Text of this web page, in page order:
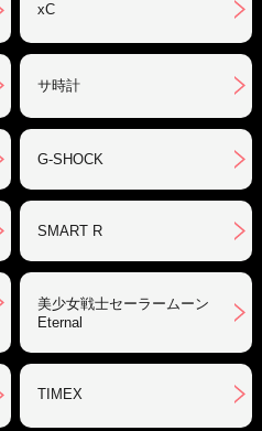
xC
サ時計
G-SHOCK
SMART R
美少女戦士セーラームーン
Eternal
TIMEX